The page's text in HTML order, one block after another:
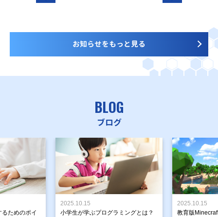
お知らせをもっと見る
BLOG
ブログ
ためのポイ
2025.10.15
小学生が学ぶプログラミングとは？
2025.10.15
教育版